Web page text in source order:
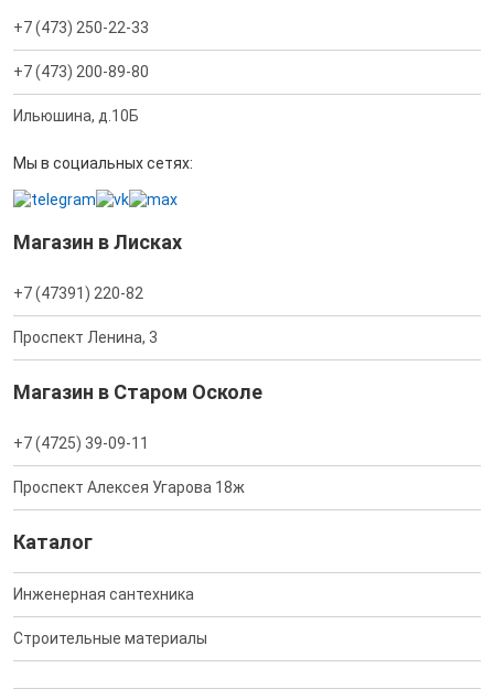
+7 (473) 250-22-33
+7 (473) 200-89-80
Ильюшина, д.10Б
Мы в социальных сетях:
Магазин в Лисках
+7 (47391) 220-82
Проспект Ленина, 3
Магазин в Старом Осколе
+7 (4725) 39-09-11
Проспект Алексея Угарова 18ж
Каталог
Инженерная сантехника
Строительные материалы